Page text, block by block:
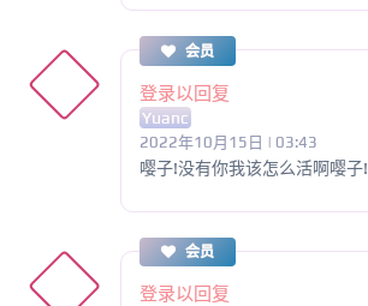
会员
登录以回复
Yuanc
2022年10月15日 | 03:43
嘤子!没有你我该怎么活啊嘤子!
会员
登录以回复